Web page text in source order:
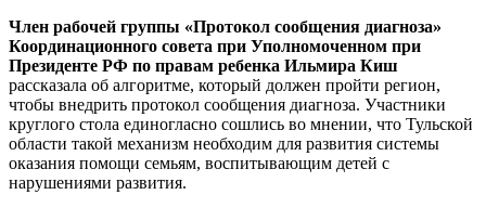
Член рабочей группы «Протокол сообщения диагноза»
Координационного совета при Уполномоченном при
Президенте РФ по правам ребенка Ильмира Киш
рассказала об алгоритме, который должен пройти регион,
чтобы внедрить протокол сообщения диагноза. Участники
круглого стола единогласно сошлись во мнении, что Тульской
области такой механизм необходим для развития системы
оказания помощи семьям, воспитывающим детей с
нарушениями развития.